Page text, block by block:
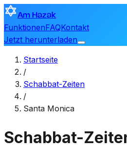
Am Hazak
FunktionenFAQKontakt
Jetzt herunterladen
Startseite
/
Schabbat-Zeiten
/
Santa Monica
Schabbat-